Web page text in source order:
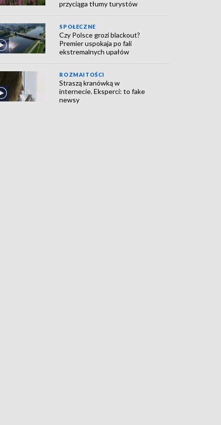
przyciąga tłumy turystów
SPOŁECZNE
Czy Polsce grozi blackout?
Premier uspokaja po fali
ekstremalnych upałów
ROZMAITOŚCI
Straszą kranówką w
internecie. Eksperci: to fake
newsy